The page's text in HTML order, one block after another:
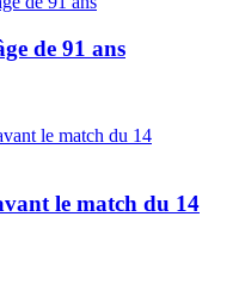
de 91 ans
le match du 14